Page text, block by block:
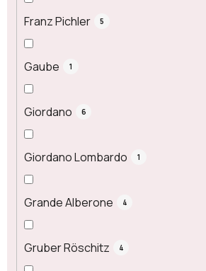
Franz Pichler 5
Gaube 1
Giordano 6
Giordano Lombardo 1
Grande Alberone 4
Gruber Röschitz 4